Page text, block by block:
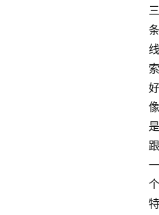
三
条
线
索
好
像
是
跟
一
个
特